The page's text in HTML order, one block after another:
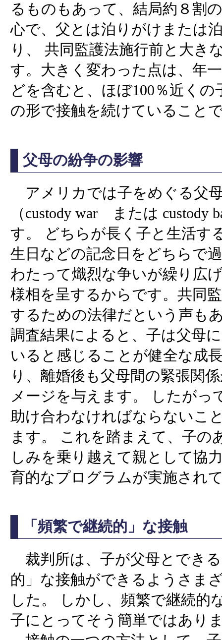
るものもあって、結局約８割
心で、父とは泊りがけまたは
り、 共同監護法施行前と大き
す。大きく変わった点は、年
どを含むと、ほぼ100％近く
の形で接触を続けていること
父母の紛争の影響
アメリカでは子をめぐる父
（custody war または custody
す。 どちらが長く子と生活す
生日などの記念日をどちらで
わたって熾烈な争いが繰り広
様相を呈するからです。共同
するための法律だという声も
調査結果によると、子は父母
いると感じることが健全な成
り、離婚後も父母間の緊張関
メージを与えます。 したがっ
助け合わなければならないこ
ます。 これを踏まえて、子の
しみを乗り越えて親として協
育的なプログラムが実施され
「頻繁で継続的」な接触
裁判所は、子が父母とでき
的」な接触ができるようさま
した。 しかし、頻繁で継続的
子にとってそう簡単ではあり